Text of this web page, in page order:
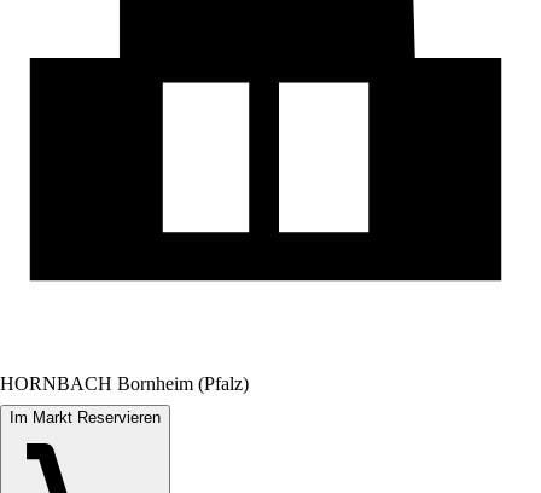
HORNBACH Bornheim (Pfalz)
Im Markt Reservieren